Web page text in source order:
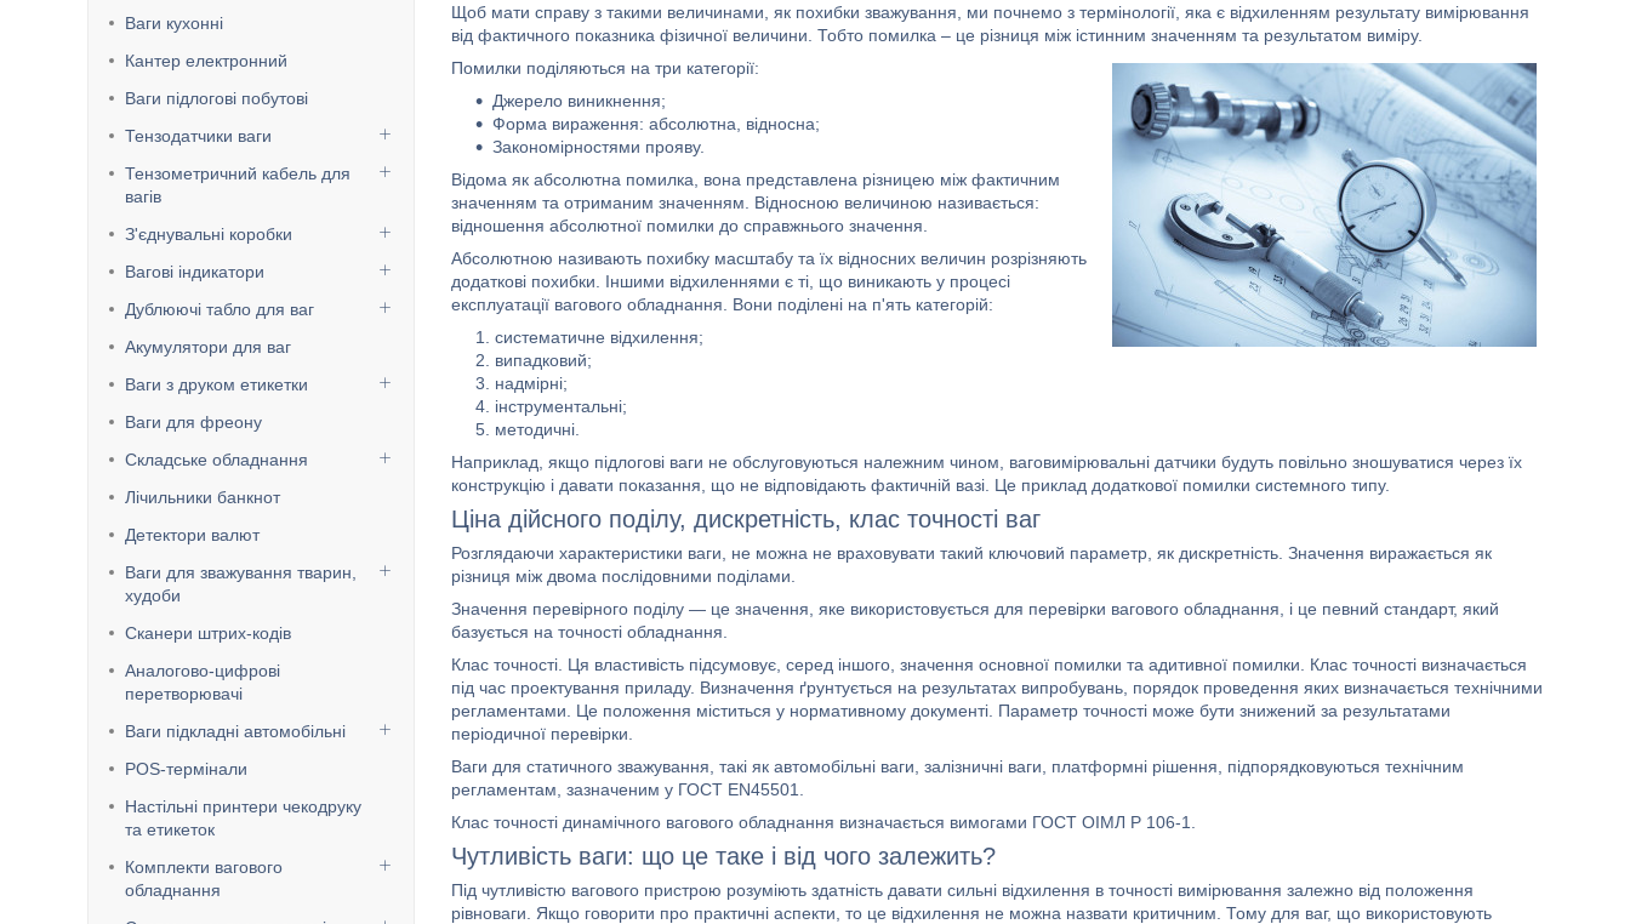
Ваги кухонні
Кантер електронний
Ваги підлогові побутові
Тензодатчики ваги
Тензометричний кабель для
вагів
З'єднувальні коробки
Вагові індикатори
Дублюючі табло для ваг
Акумулятори для ваг
Ваги з друком етикетки
Ваги для фреону
Складське обладнання
Лічильники банкнот
Детектори валют
Ваги для зважування тварин,
худоби
Сканери штрих-кодів
Аналогово-цифрові
перетворювачі
Ваги підкладні автомобільні
POS-термінали
Настільні принтери чекодруку
та етикеток
Комплекти вагового
обладнання
Щоб мати справу з такими величинами, як похибки зважування, ми почнемо з термінології, яка є відхиленням результату вимірювання
від фактичного показника фізичної величини. Тобто помилка – це різниця між істинним значенням та результатом виміру.
Помилки поділяються на три категорії:
Джерело виникнення;
Форма вираження: абсолютна, відносна;
Закономірностями прояву.
Відома як абсолютна помилка, вона представлена різницею між фактичним
значенням та отриманим значенням. Відносною величиною називається:
відношення абсолютної помилки до справжнього значення.
Абсолютною називають похибку масштабу та їх відносних величин розрізняють
додаткові похибки. Іншими відхиленнями є ті, що виникають у процесі
експлуатації вагового обладнання. Вони поділені на п'ять категорій:
систематичне відхилення;
випадковий;
надмірні;
інструментальні;
методичні.
Наприклад, якщо підлогові ваги не обслуговуються належним чином, ваговимірювальні датчики будуть повільно зношуватися через їх
конструкцію і давати показання, що не відповідають фактичній вазі. Це приклад додаткової помилки системного типу.
Ціна дійсного поділу, дискретність, клас точності ваг
Розглядаючи характеристики ваги, не можна не враховувати такий ключовий параметр, як дискретність. Значення виражається як
різниця між двома послідовними поділами.
Значення перевірного поділу — це значення, яке використовується для перевірки вагового обладнання, і це певний стандарт, який
базується на точності обладнання.
Клас точності. Ця властивість підсумовує, серед іншого, значення основної помилки та адитивної помилки. Клас точності визначається
під час проектування приладу. Визначення ґрунтується на результатах випробувань, порядок проведення яких визначається технічними
регламентами. Це положення міститься у нормативному документі. Параметр точності може бути знижений за результатами
періодичної перевірки.
Ваги для статичного зважування, такі як автомобільні ваги, залізничні ваги, платформні рішення, підпорядковуються технічним
регламентам, зазначеним у ГОСТ EN45501.
Клас точності динамічного вагового обладнання визначається вимогами ГОСТ ОІМЛ Р 106-1.
Чутливість ваги: що це таке і від чого залежить?
Під чутливістю вагового пристрою розуміють здатність давати сильні відхилення в точності вимірювання залежно від положення
рівноваги. Якщо говорити про практичні аспекти, то це відхилення не можна назвати критичним. Тому для ваг, що використовують